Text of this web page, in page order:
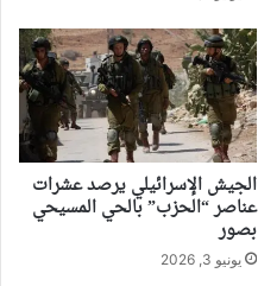
الجيش الإسرائيلي يرصد عشرات
عناصر “الحزب” بالحي المسيحي
بصور
يونيو 3, 2026